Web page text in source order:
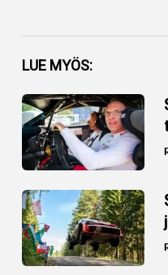
Facebook
Twitter
Whatsapp
LUE MYÖS: